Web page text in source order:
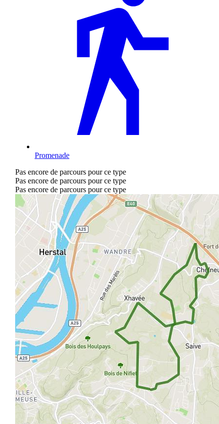
Promenade
Pas encore de parcours pour ce type
Pas encore de parcours pour ce type
Pas encore de parcours pour ce type